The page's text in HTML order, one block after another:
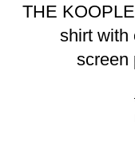
THE
shirt with
screen